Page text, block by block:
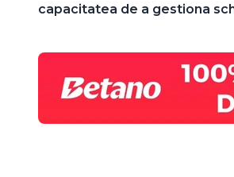
capacitatea de a gestiona